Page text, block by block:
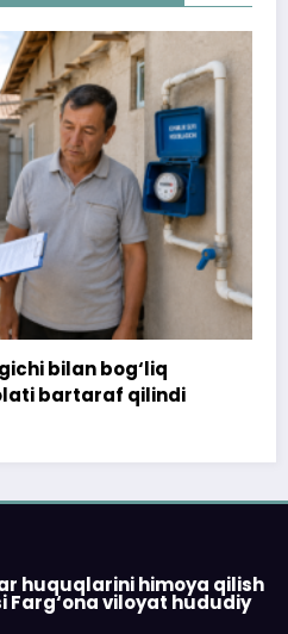
bilan bog‘liq
bartaraf qilindi
huquqlarini himoya qilish
viloyat hududiy